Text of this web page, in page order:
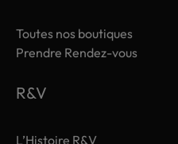
Toutes nos boutiques
Prendre Rendez-vous
R&V
L’Histoire R&V